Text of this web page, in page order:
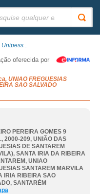
oferecida por
UNIAO FREGUESIAS
SAO SALVADO
PEREIRA GOMES 9
2000-209, UNIÃO DAS
DE SANTAREM
SANTA IRIA DA RIBEIRA
, UNIAO
SANTAREM MARVILA
IRIA RIBEIRA SAO
, SANTARÉM